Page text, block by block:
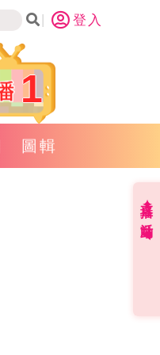
登入
1
圖輯
直播✦活動